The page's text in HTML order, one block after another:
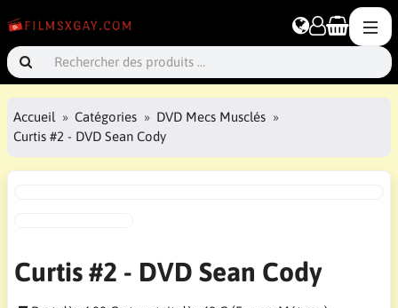
Accueil Catégories
DVD Mecs Musclés
Curtis #2 - DVD Sean Cody
Curtis #2 - DVD Sean Cody